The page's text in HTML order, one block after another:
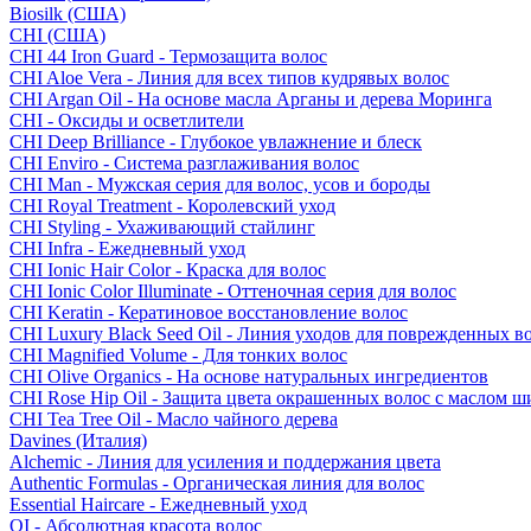
Biosilk (США)
CHI (США)
CHI 44 Iron Guard - Термозащита волос
CHI Aloe Vera - Линия для всех типов кудрявых волос
CHI Argan Oil - На основе масла Арганы и дерева Моринга
CHI - Оксиды и осветлители
CHI Deep Brilliance - Глубокое увлажнение и блеск
CHI Enviro - Система разглаживания волос
CHI Man - Мужская серия для волос, усов и бороды
CHI Royal Treatment - Королевский уход
CHI Styling - Ухаживающий стайлинг
CHI Infra - Ежедневный уход
CHI Ionic Hair Color - Краска для волос
CHI Ionic Color Illuminate - Оттеночная серия для волос
CHI Keratin - Кератиновое восстановление волос
CHI Luxury Black Seed Oil - Линия уходов для поврежденных
CHI Magnified Volume - Для тонких волос
CHI Olive Organics - На основе натуральных ингредиентов
CHI Rose Hip Oil - Защита цвета окрашенных волос с маслом
CHI Tea Tree Oil - Масло чайного дерева
Davines (Италия)
Alchemic - Линия для усиления и поддержания цвета
Authentic Formulas - Органическая линия для волос
Essential Haircare - Eжедневный уход
OI - Абсолютная красота волос